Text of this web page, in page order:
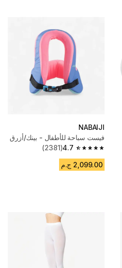
NABAIJI
فيست سباحة للأطفال - بينك/أزرق
4.7
4.7 out of 5 stars from 2381 reviews
(2381)
2,099.00 ج.م